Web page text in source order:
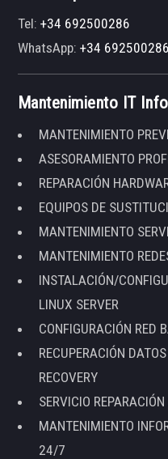
Tel:+34 692500286
WhatsApp:+34 692500286
Mantenimiento IT
MANTENIMIENTO
ASESORAMIENTO
REPARACIÓN
EQUIPOS DE
MANTENIMIENTO
MANTENIMIENTO
INSTALACIÓN/
LINUX SERVER
CONFIGURACIÓN RED
RECUPERACIÓN
RECOVERY
SERVICIO
MANTENIMIENTO
24/7